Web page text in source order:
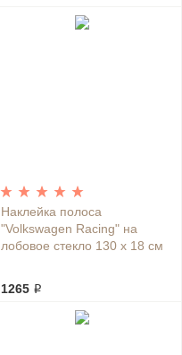
Наклейка полоса
"Volkswagen Racing" на
лобовое стекло 130 х 18 см
1265 ₽